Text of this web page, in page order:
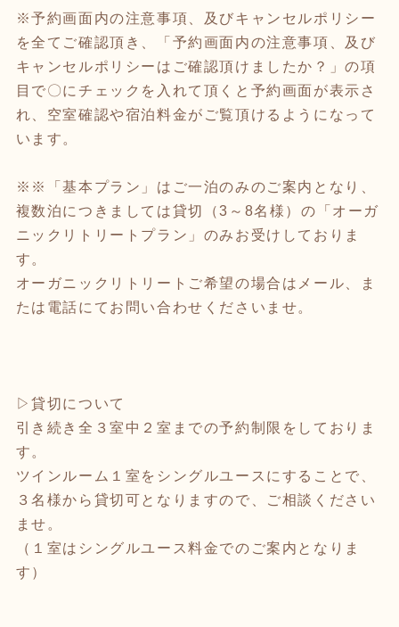
※予約画面内の注意事項、及びキャンセルポリシー
を全てご確認頂き、「予約画面内の注意事項、及び
キャンセルポリシーはご確認頂けましたか？」の項
目で〇にチェックを入れて頂くと予約画面が表示さ
れ、空室確認や宿泊料金がご覧頂けるようになって
います。
※※「基本プラン」はご一泊のみのご案内となり、
複数泊につきましては貸切（3～8名様）の「オーガ
ニックリトリートプラン」のみお受けしておりま
す。
オーガニックリトリートご希望の場合はメール、ま
たは電話にてお問い合わせくださいませ。
▷貸切について
引き続き全３室中２室までの予約制限をしておりま
す。
ツインルーム１室をシングルユースにすることで、
３名様から貸切可となりますので、ご相談ください
ませ。
（１室はシングルユース料金でのご案内となりま
す）